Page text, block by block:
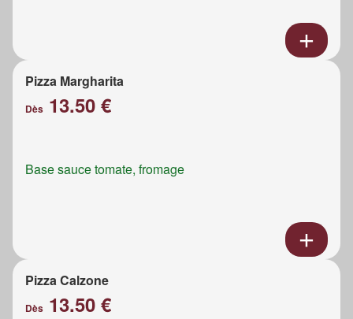
Pizza Margharita
Dès 13.50 €
Base sauce tomate, fromage
Pizza Calzone
Dès 13.50 €